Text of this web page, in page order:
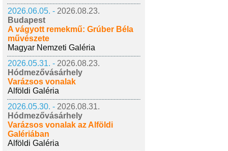
2026.06.05. - 2026.08.23.
Budapest
A vágyott remekmű: Grúber Béla
művészete
Magyar Nemzeti Galéria
2026.05.31. - 2026.08.23.
Hódmezővásárhely
Varázsos vonalak
Alföldi Galéria
2026.05.30. - 2026.08.31.
Hódmezővásárhely
Varázsos vonalak az Alföldi
Galériában
Alföldi Galéria